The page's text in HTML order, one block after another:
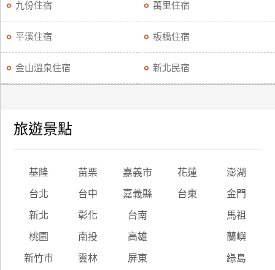
九份住宿 萬里住宿
平溪住宿 板橋住宿
金山溫泉住宿 新北民宿
旅遊景點
基隆 苗栗 嘉義市 花蓮 澎湖
台北 台中 嘉義縣 台東 金門
新北 彰化 台南 馬祖
桃園 南投 高雄 蘭嶼
新竹市 雲林 屏東 綠島